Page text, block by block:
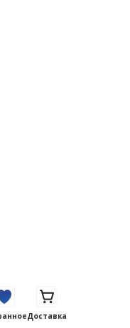
Доставка